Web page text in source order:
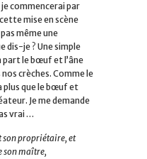
commencerai par
mise en scène
même une
dis-je ? Une simple
le bœuf et l’âne
crèches. Comme le
plus que le bœuf et
Je me demande
vrai …
propriétaire, et
son maître,